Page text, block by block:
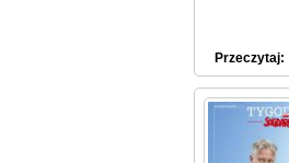
Przeczytaj: